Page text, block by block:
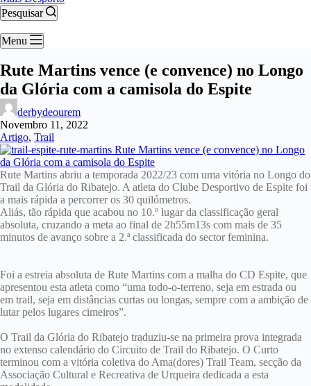
Pesquisar
Menu
Rute Martins vence (e convence) no Longo
da Glória com a camisola do Espite
derbydeourem
Novembro 11, 2022
Artigo, Trail
Rute Martins abriu a temporada 2022/23 com uma vitória no Longo do
Trail da Glória do Ribatejo. A atleta do Clube Desportivo de Espite foi
a mais rápida a percorrer os 30 quilómetros.
Aliás, tão rápida que acabou no 10.º lugar da classificação geral
absoluta, cruzando a meta ao final de 2h55m13s com mais de 35
minutos de avanço sobre a 2.ª classificada do sector feminina.
Foi a estreia absoluta de Rute Martins com a malha do CD Espite, que
apresentou esta atleta como “uma todo-o-terreno, seja em estrada ou
em trail, seja em distâncias curtas ou longas, sempre com a ambição de
lutar pelos lugares cimeiros”.
O Trail da Glória do Ribatejo traduziu-se na primeira prova integrada
no extenso calendário do Circuito de Trail do Ribatejo. O Curto
terminou com a vitória coletiva do Ama(dores) Trail Team, secção da
Associação Cultural e Recreativa de Urqueira dedicada a esta